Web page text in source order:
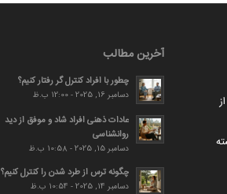
آخرین مطالب
چطور با افراد کنترل گر رفتار کنیم؟
دسامبر 16, 2025 - 12:00 ب.ظ
عادات ذهنی افراد شاد و موفق از دید
روانشناسی
دسامبر 15, 2025 - 10:58 ب.ظ
چگونه ترس از طرد شدن را کنترل کنیم؟
دسامبر 14, 2025 - 10:54 ب.ظ